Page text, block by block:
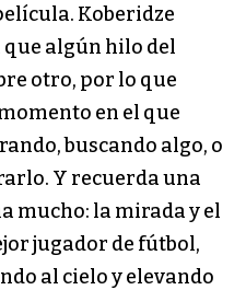
Koberidze
algún hilo del
otro, por lo que
en el que
buscando algo, o
Y recuerda una
mucho: la mirada y el
jugador de fútbol,
al cielo y elevando